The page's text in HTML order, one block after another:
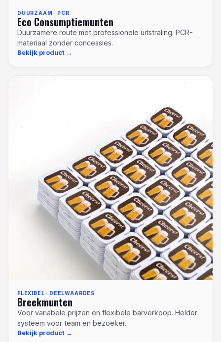
DUURZAAM · PCR
Eco Consumptiemunten
Duurzamere route met professionele uitstraling. PCR-
materiaal zonder concessies.
Bekijk product
FLEXIBEL · DEELWAARDES
Breekmunten
Voor variabele prijzen en flexibele barverkoop. Helder
systeem voor team en bezoeker.
Bekijk product